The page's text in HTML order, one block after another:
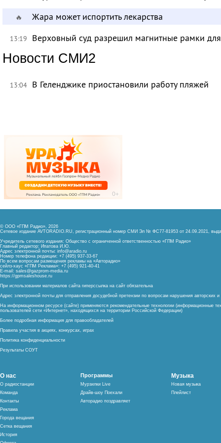
🔥 Жара может испортить лекарства
13:19 Верховный суд разрешил магнитные рамки
Новости СМИ2
13:04 В Геленджике приостановили работу пляжей
© ООО «ГПМ Радио», 2026
Сетевое издание AVTORADIO.RU, регистрационный номер СМИ Эл № ФС77-81953 от 24.09.2021,
Учредитель сетевого издания: Общество с ограниченной ответственностью «ГПМ Радио»
Главный редактор: Ипатова И.Ю.
Адрес электронной почты: info@aradio.ru
Номер телефона редакции: +7 (495) 937-33-67
По всем вопросам размещения рекламы на «Авторадио»
сейлз-хаус «ГПМ Реклама»: +7 (495) 921-40-41
E-mail: sales@gazprom-media.ru
https://gpmsaleshouse.ru
При использовании материалов сайта гиперссылка на сайт обязательна
Адрес электронной почты для отправления досудебной претензии по вопросам нарушения авторских
На информационном ресурсе (сайте) применяются рекомендательные технологии (информационные
пользователей сети «Интернет», находящихся на территории Российской Федерации)
Более подробная информация для правообладателей
Правила участия в акциях, конкурсах, играх
Политика конфиденциальности
Результаты СОУТ
О нас
О радиостанции
Команда
Контакты
Реклама
Города вещания
Сетка вещания
История
Программы
Мурзилки Live
Драйв-шоу Поехали
Авторадио поздравляет
Музыка
Новая музыка
Плейлист